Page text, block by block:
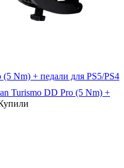
Nm) + педали для PS5/PS4
Turismo DD Pro (5 Nm) +